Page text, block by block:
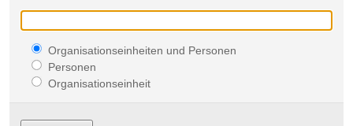
Organisationseinheiten und Personen
Personen
Organisationseinheit